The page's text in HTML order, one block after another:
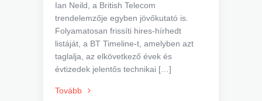
Ian Neild, a British Telecom
trendelemzője egyben jövőkutató is.
Folyamatosan frissíti hires-hírhedt
listáját, a BT Timeline-t, amelyben azt
taglalja, az elkövetkező évek és
évtizedek jelentős technikai […]
Tovább